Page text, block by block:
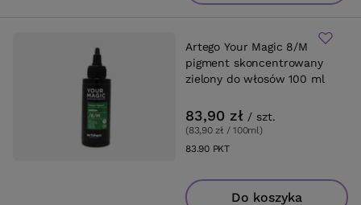
Artego Your Magic 8/M
pigment skoncentrowany
zielony do włosów 100 ml
83,90 zł / szt.
(83,90 zł / 100ml)
83.90PKTpunktów
Do koszyka